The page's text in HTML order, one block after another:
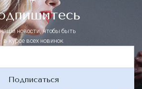
новости, чтобы быть
в курсе всех новинок
Подписаться